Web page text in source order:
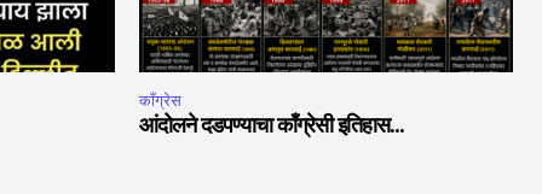
काँग्रेस
आंदोलने दडपण्याचा काँग्रेसी इतिहास…